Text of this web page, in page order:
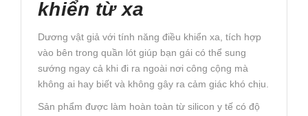
khiển từ xa
Dương vật giả với tính năng điều khiển xa, tích hợp
vào bên trong quần lót giúp bạn gái có thể sung
sướng ngay cả khi đi ra ngoài nơi công cộng mà
không ai hay biết và không gây ra cảm giác khó chịu.
Sản phẩm được làm hoàn toàn từ silicon y tế có độ